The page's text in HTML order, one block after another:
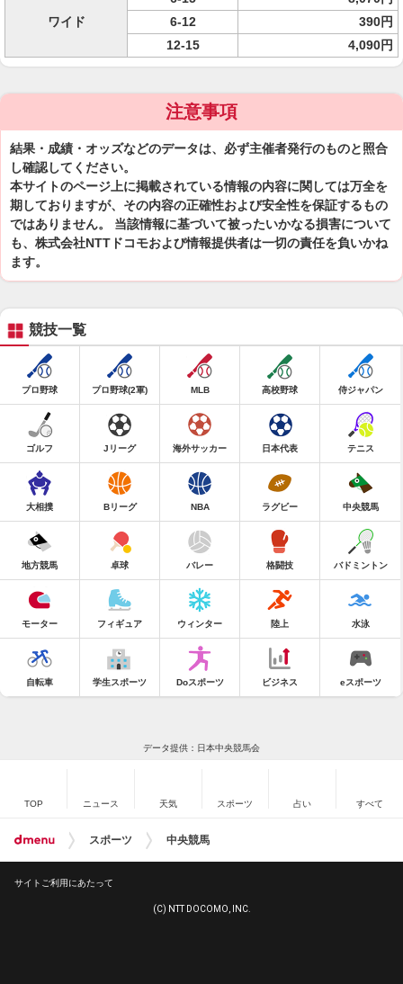
ワイド
6-12
390円
12-15
4,090円
注意事項
結果・成績・オッズなどのデータは、必ず主催者発行のものと照合
し確認してください。
本サイトのページ上に掲載されている情報の内容に関しては万全を
期しておりますが、その内容の正確性および安全性を保証するもの
ではありません。 当該情報に基づいて被ったいかなる損害について
も、株式会社NTTドコモおよび情報提供者は一切の責任を負いかね
ます。
競技一覧
プロ野球 プロ野球(2軍) MLB 高校野球 侍ジャパン
ゴルフ Jリーグ 海外サッカー 日本代表 テニス
大相撲 Bリーグ NBA ラグビー 中央競馬
地方競馬 卓球 バレー 格闘技 バドミントン
モーター フィギュア ウィンター 陸上 水泳
自転車 学生スポーツ Doスポーツ ビジネス eスポーツ
データ提供：日本中央競馬会
TOP ニュース 天気 スポーツ 占い すべて
スポーツ 中央競馬
サイトご利用にあたって
(C) NTT DOCOMO, INC.